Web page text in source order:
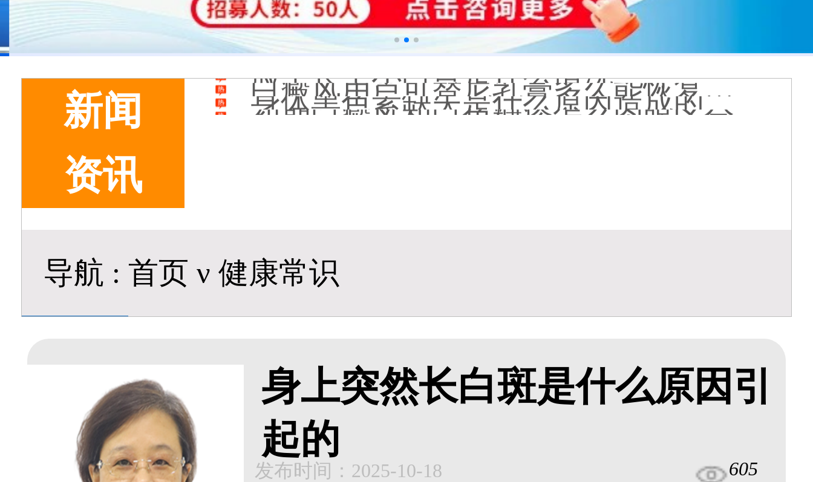
新闻
资讯
白癜风长期用激素药膏会有副作用吗
伍德灯结果显示亮白色荧光代表什么意思
脸上长了小白点是什么情况
白癜风用芦可替尼乳膏多久能恢复正常色
身体黑色素缺失是什么原因造成的
初期白癜风和白色糠疹怎么肉眼区分
石家庄远大中医皮肤病医院看白斑好吗
他克莫司能涂在嘴唇周围的白斑上吗
初期白癜风怎么治疗好得快
导航 : 首页 ν 健康常识
身上突然长白斑是什么原因引
起的
发布时间：2025-10-18 605